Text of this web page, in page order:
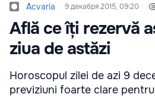
Acvaria 9 декабря 2015, 09:20
Află ce îți rezervă
ziua de astăzi
Horoscopul zilei de azi 9
previziuni foarte clare